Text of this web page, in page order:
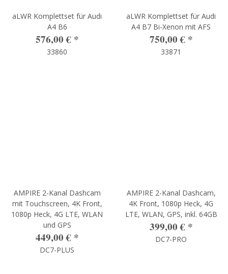
aLWR Komplettset für Audi
A4 B6
576,00 € *
33860
aLWR Komplettset für Audi
A4 B7 Bi-Xenon mit AFS
750,00 € *
33871
AMPIRE 2-Kanal Dashcam
mit Touchscreen, 4K Front,
1080p Heck, 4G LTE, WLAN
und GPS
449,00 € *
DC7-PLUS
AMPIRE 2-Kanal Dashcam,
4K Front, 1080p Heck, 4G
LTE, WLAN, GPS, inkl. 64GB
399,00 € *
DC7-PRO